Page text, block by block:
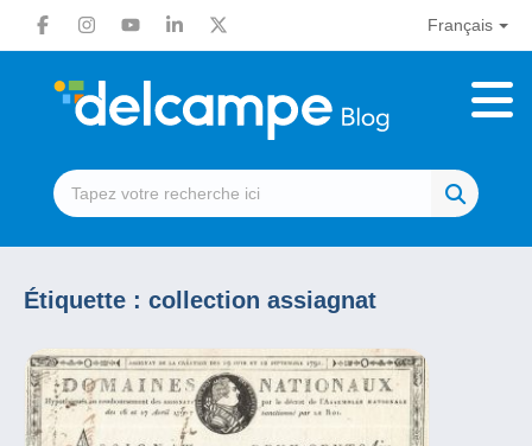
Français
Étiquette : collection assiagnat